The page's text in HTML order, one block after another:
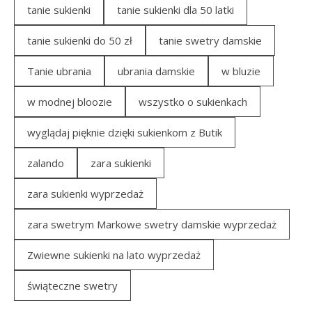
tanie sukienki tanie sukienki dla 50 latki
tanie sukienki do 50 zł tanie swetry damskie
Tanie ubrania ubrania damskie w bluzie
w modnej bloozie wszystko o sukienkach
wyglądaj pięknie dzięki sukienkom z Butik
zalando zara sukienki
zara sukienki wyprzedaż
zara swetrym Markowe swetry damskie wyprzedaż
Zwiewne sukienki na lato wyprzedaż
świąteczne swetry